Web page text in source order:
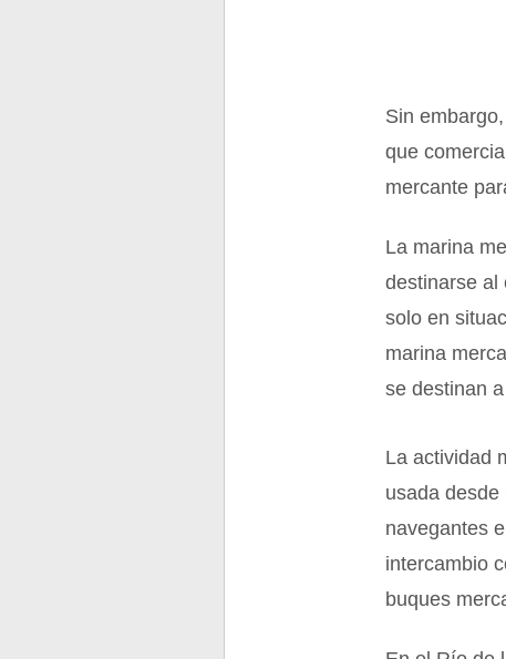
Sin
que
mercante
La marina
destinarse al
solo en
marina
se destinan
La actividad
usada
navegantes
intercambio
buques